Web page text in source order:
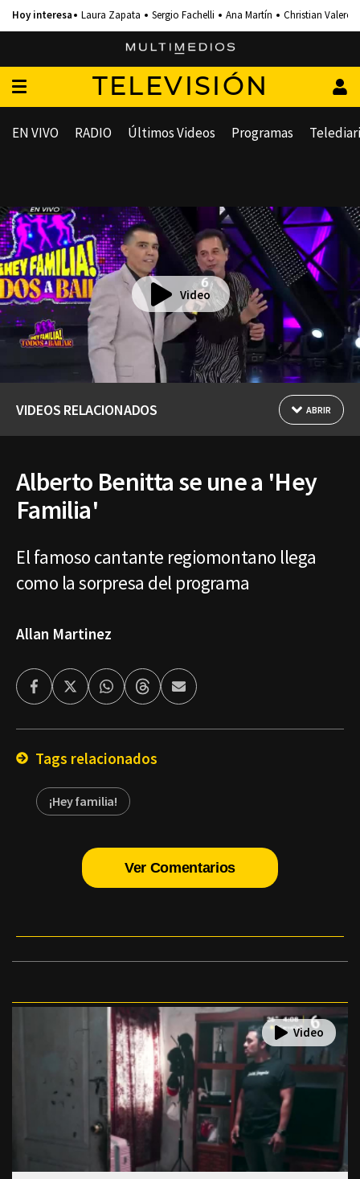
Laura Zapata Sergio Fachelli Ana Martín Christian Valero
TELEVISIÓN
EN VIVO RADIO Últimos Videos Programas
Video
VIDEOS RELACIONADOS ABRIR
Alberto Benitta se une a 'Hey
Familia'
El famoso cantante regiomontano llega
como la sorpresa del programa
Allan Martinez
FacebookTwitterWhatsappThreadsEnviar
por
Tags relacionados
¡Hey familia!
Ver Comentarios